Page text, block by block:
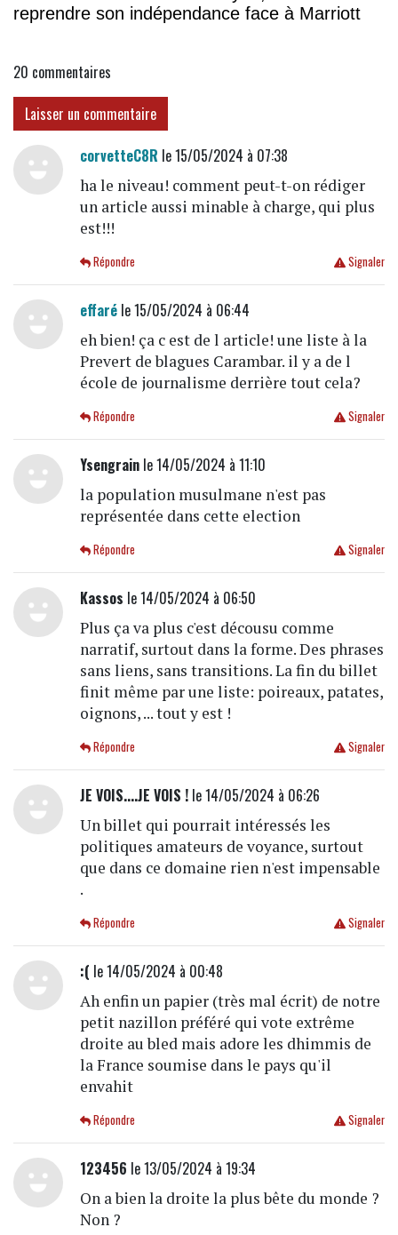
reprendre son indépendance face à Marriott
20 commentaires
Laisser un commentaire
corvetteC8R le 15/05/2024 à 07:38
ha le niveau! comment peut-t-on rédiger
un article aussi minable à charge, qui plus
est!!!
Signaler
Répondre
effaréle 15/05/2024 à 06:44
eh bien! ça c est de l article! une liste à la
Prevert de blagues Carambar. il y a de l
école de journalisme derrière tout cela?
Signaler
Répondre
Ysengrainle 14/05/2024 à 11:10
la population musulmane n'est pas
représentée dans cette election
Signaler
Répondre
Kassos le 14/05/2024 à 06:50
Plus ça va plus c'est décousu comme
narratif, surtout dans la forme. Des phrases
sans liens, sans transitions. La fin du billet
finit même par une liste: poireaux, patates,
oignons, ... tout y est !
Signaler
Répondre
JE VOIS....JE VOIS !le 14/05/2024 à 06:26
Un billet qui pourrait intéressés les
politiques amateurs de voyance, surtout
que dans ce domaine rien n'est impensable
.
Signaler
Répondre
:( le 14/05/2024 à 00:48
Ah enfin un papier (très mal écrit) de notre
petit nazillon préféré qui vote extrême
droite au bled mais adore les dhimmis de
la France soumise dans le pays qu'il
envahit
Signaler
Répondre
123456 le 13/05/2024 à 19:34
On a bien la droite la plus bête du monde ?
Non ?